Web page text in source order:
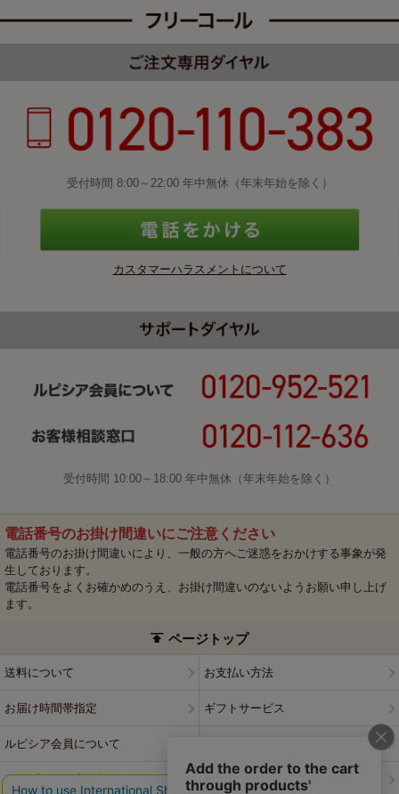
受付時間 8:00～22:00 年中無休（年末年始を除く）
カスタマーハラスメントについて
受付時間 10:00～18:00 年中無休（年末年始を除く）
電話番号のお掛け間違いにご注意ください
電話番号のお掛け間違いにより、一般の方へご迷惑をおかけする事象が発
生しております。
電話番号をよくお確かめのうえ、お掛け間違いのないようお願い申し上げ
ます。
ページトップ
送料について お支払い方法
お届け時間帯指定 ギフトサービス
ルピシア会員について
ウェブサイト利用規約 特定商取引法に基づく表記